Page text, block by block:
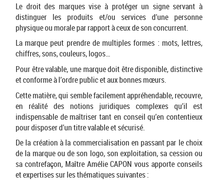
Le droit des marques vise à protéger un signe servant à
distinguer les produits et/ou services d’une personne
physique ou morale par rapport à ceux de son concurrent.
La marque peut prendre de multiples formes : mots, lettres,
chiffres, sons, couleurs, logos…
Pour être valable, une marque doit être disponible, distinctive
et conforme à l’ordre public et aux bonnes mœurs.
Cette matière, qui semble facilement appréhendable, recouvre,
en réalité des notions juridiques complexes qu’il est
indispensable de maîtriser tant en conseil qu’en contentieux
pour disposer d’un titre valable et sécurisé.
De la création à la commercialisation en passant par le choix
de la marque ou de son logo, son exploitation, sa cession ou
sa contrefaçon, Maître Amélie CAPON vous apporte conseils
et expertises sur les thématiques suivantes :